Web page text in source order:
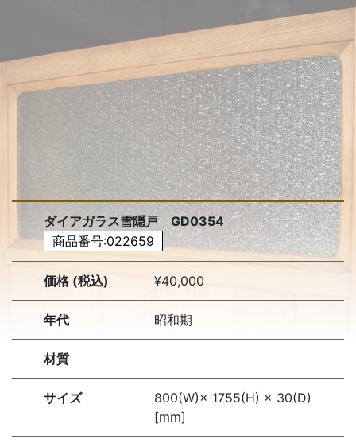
ダイアガラス雪隠戸 GD0354
商品番号:022659
価格 (税込) ¥40,000
年代 昭和期
材質
サイズ
800(W)× 1755(H) × 30(D)
[mm]